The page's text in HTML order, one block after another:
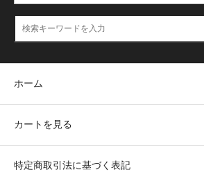
ホーム
カートを見る
特定商取引法に基づく表記